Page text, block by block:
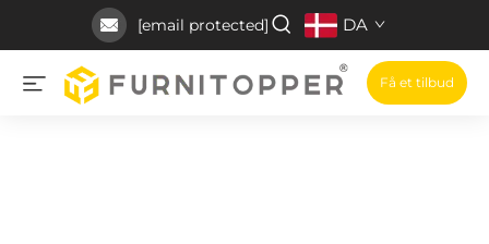
[email protected] DA
Få et tilbud